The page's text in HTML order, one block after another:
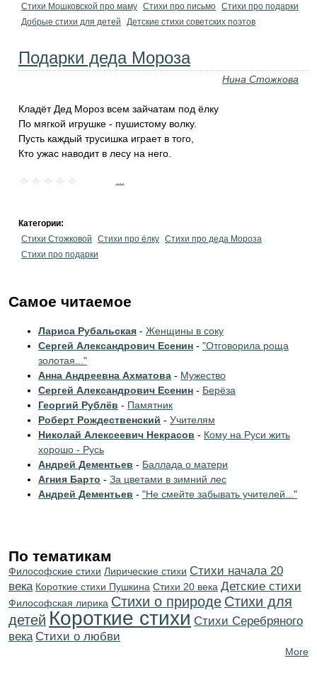
Стихи Мошковской про маму Стихи про письмо Стихи про подарки
Добрые стихи для детей
Детские стихи советских поэтов
Подарки деда Мороза
Нина Стожкова
Кладёт Дед Мороз всем зайчатам под ёлку
По мягкой игрушке - пушистому волку.
Пусть каждый трусишка играет в того,
Кто ужас наводит в лесу на него.
Категории:
Стихи Стожковой
Стихи про ёлку Стихи про деда Мороза
Стихи про подарки
Самое читаемое
Лариса Рубальская - Женщины в соку
Сергей Александрович Есенин - "Отговорила роща
золотая..."
Анна Андреевна Ахматова - Мужество
Сергей Александрович Есенин - Берёза
Георгий Рублёв - Памятник
Роберт Рождественский - Учителям
Николай Алексеевич Некрасов - Кому на Руси жить
хорошо - Русь
Андрей Дементьев - Баллада о матери
Агния Барто - За цветами в зимний лес
Андрей Дементьев - "Не смейте забывать учителей..."
По тематикам
Философские стихи Лирические стихи Cтихи начала 20
века Короткие стихи Пушкина Стихи 20 века Детские стихи
Философская лирика Стихи о природе Стихи для
детей Короткие стихи Cтихи Серебряного
века Стихи о любви
More